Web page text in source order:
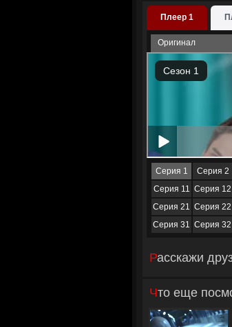
Плеер 1
Оригинал
Серия 1 Серия 2
Серия 11 Серия 12
Серия 21 Серия 22
Серия 31 Серия 32
Расскажи
Что еще